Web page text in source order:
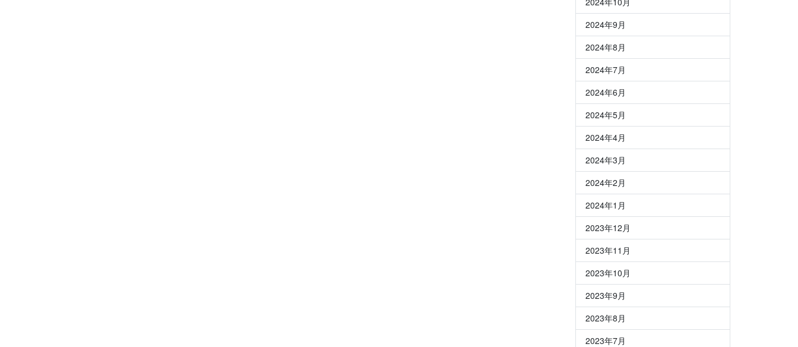
2024年9月
2024年8月
2024年7月
2024年6月
2024年5月
2024年4月
2024年3月
2024年2月
2024年1月
2023年12月
2023年11月
2023年10月
2023年9月
2023年8月
2023年7月